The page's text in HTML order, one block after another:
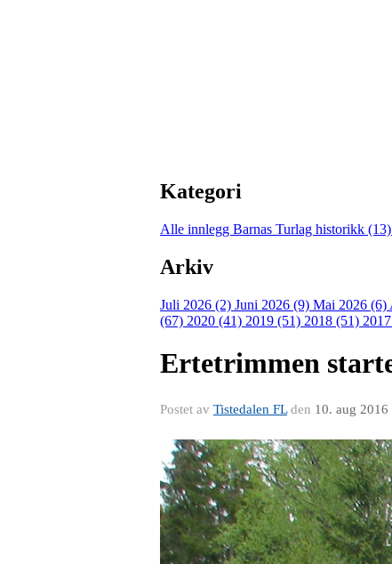
Kategori
Alle innlegg Barnas Turlag historikk (13)
Arkiv
Juli 2026 (2) Juni 2026 (9) Mai 2026 (6)
(67) 2020 (41) 2019 (51) 2018 (51)
Ertetrimmen
Postet av Tistedalen FLden 10. aug 2016